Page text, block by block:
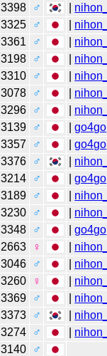
3398 ♂
3325 ♂
3361 ♂
3198 ♂
3310 ♂
3078 ♂
3296 ♂
3139 ♂ |go4go
3357 ♂ |go4go
3376 ♂
3214 ♂ |go4go
3189 ♂
3230 ♂
3348 ♂ |go4go
2663 ♀
3046 ♂
3260 ♀
3369 ♂
3373 ♂
3274 ♂
3140
♂